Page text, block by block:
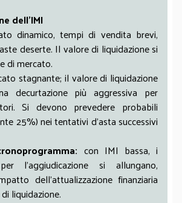
dell’IMI
dinamico, tempi di vendita brevi,
deserte. Il valore di liquidazione si
di mercato.
stagnante; il valore di liquidazione
decurtazione più aggressiva per
Si devono prevedere probabili
25%) nei tentativi d’asta successivi
con IMI bassa, i
l’aggiudicazione si allungano,
dell’attualizzazione finanziaria
liquidazione.